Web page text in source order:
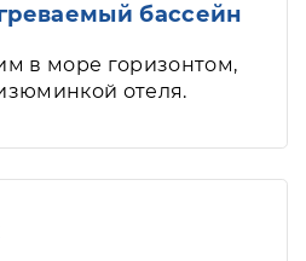
бассейн
в море горизонтом,
отеля.